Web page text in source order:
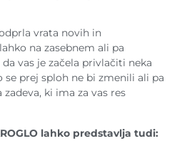
vrata novih in
na zasebnem ali pa
vas je začela privlačiti neka
se prej sploh ne bi zmenili ali pa
ki ima za vas res
lahko predstavlja tudi: